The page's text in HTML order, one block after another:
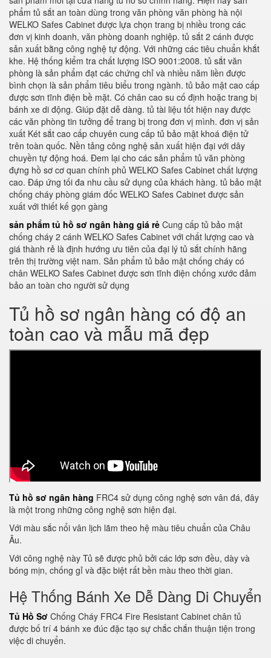
phẩm tủ sắt an toàn dùng trong văn phòng văn phòng hà nội
WELKO Safes Cabinet được lựa chọn trang bị nhiều trong các
đơn vị kinh doanh, văn phòng doanh nghiệp. tủ sắt 2 cánh được
sản xuất bằng công nghệ tự động. Với những các tiêu chuẩn khắt
khe. Hệ thống kiểm tra chất lượng ISO 9001:2008. tủ sắt văn
phòng là sản phẩm đạt các chứng chỉ và nhiều năm liền được
bình chọn là sản phẩm tiêu biểu trong ngành. tủ bảo mật cao cấp
được sơn tĩnh điện bề mặt. Có chân cao su cố định hoặc trang bị
bánh xe di động. Giúp đặt dễ dàng. tủ tài liệu tốt hiện nay được
các văn phòng tin tưởng để trang bị trong đơn vị mình. đơn vị sản
xuất Két sắt cao cấp chuyên cung cấp tủ bảo mật khoá điện tử
trên toàn quốc. Nền tảng công nghệ sản xuất hiện đại với dây
chuyền tự động hoá. Đem lại cho các sản phẩm tủ văn phòng
đựng hồ sơ cơ quan chính phủ WELKO Safes Cabinet chất lượng
cao. Đáp ứng tối đa nhu cầu sử dụng của khách hàng. tủ bảo mật
chống cháy phòng giám đốc WELKO Safes Cabinet được sản
xuất với thiết kế gọn gàng
sản phẩm tủ hồ sơ ngân hàng giá rẻ Cung cấp tủ bảo mật
chống cháy 2 cánh WELKO Safes Cabinet với chất lượng cao và
giá thành rẻ là định hướng ưu tiên của đại lý tủ sắt chính hãng
trên thị trường việt nam. Sản phẩm tủ bảo mật chống cháy có
chân WELKO Safes Cabinet được sơn tĩnh điện chống xước đảm
bảo an toàn cho người sử dụng
Tủ hồ sơ ngân hàng có độ an
toàn cao và mẫu mã đẹp
Tủ hồ sơ ngân hàng FRC4 sử dụng công nghệ sơn vân đá, đây
là một trong những công nghệ sơn hiện đại.
Với màu sắc nổi vân lịch lãm theo hệ màu tiêu chuẩn của Châu
Âu.
Với công nghệ này Tủ sẽ được phủ bởi các lớp sơn đều, dày và
bóng mịn, chống gỉ và đặc biệt rất bền màu theo thời gian.
Hệ Thống Bánh Xe Dễ Dàng Di Chuyển
Tủ Hồ Sơ Chống Cháy FRC4 Fire Resistant Cabinet chân tủ
được bố trí 4 bánh xe đúc đặc tạo sự chắc chắn thuận tiện trong
việc di chuyển.